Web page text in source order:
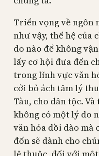
Triển vọng về ngôn
như vậy, thế hệ của
do nào để không
lấy cơ hội đưa đến
trong lĩnh vực văn
cởi bỏ ách tâm lý
Tàu, cho dân tộc.
không có một lý do
văn hóa dồi dào mà
đốn sẽ dành cho